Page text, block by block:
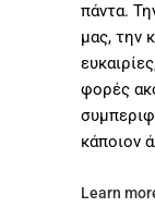
πάντα.
μας, την
φορές
κάποιον
Learn